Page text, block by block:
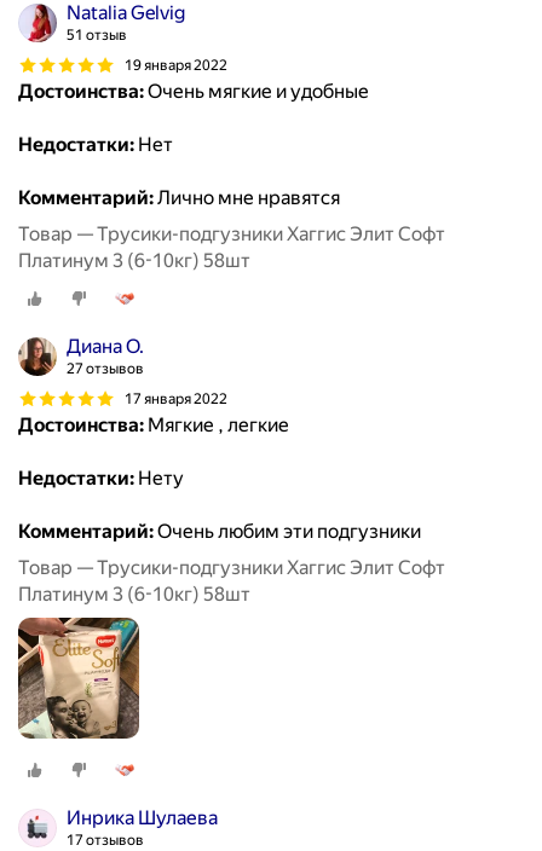
Natalia Gelvig
51 отзыв
19 января 2022
Достоинства:Очень мягкие и удобные
Недостатки: Нет
Комментарий:Лично мне нравятся
Товар — Трусики-подгузники Хаггис Элит Софт
Платинум 3 (6-10кг) 58шт
Диана О.
27 отзывов
17 января 2022
Достоинства: Мягкие , легкие
Недостатки: Нету
Комментарий:Очень любим эти подгузники
Товар — Трусики-подгузники Хаггис Элит Софт
Платинум 3 (6-10кг) 58шт
Инрика Шулаева
17 отзывов